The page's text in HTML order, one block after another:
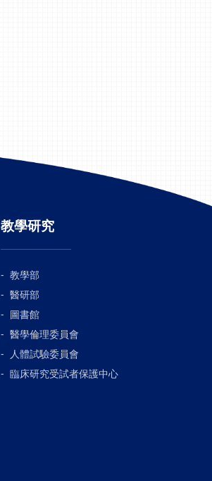
教學研究
教學部
醫研部
圖書館
醫學倫理委員會
人體試驗委員會
臨床研究受試者保護中心